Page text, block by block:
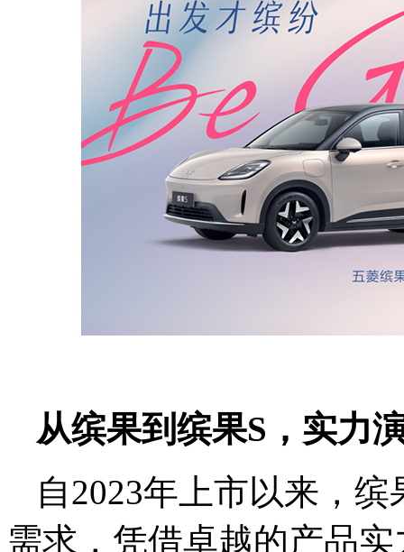
从缤果到缤果S，实力
自2023年上市以来，
需求，凭借卓越的产品